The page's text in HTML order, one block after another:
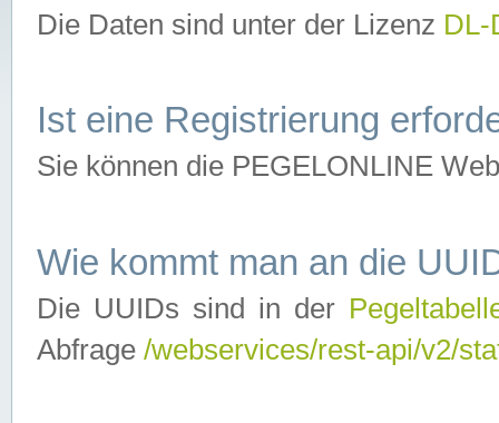
Die Daten sind unter der Lizenz
Ist eine Registrierung
Sie können die PEGELONLINE
Wie kommt man an die
Die UUIDs sind in der
Abfrage /webservices/rest-api/v2/